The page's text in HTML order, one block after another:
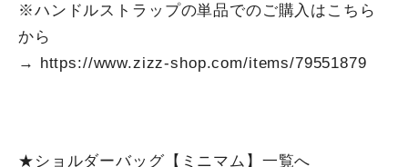
※ハンドルストラップの単品でのご購入はこちら
から
→ https://www.zizz-shop.com/items/79551879
★ショルダーバッグ【ミニマム】一覧へ